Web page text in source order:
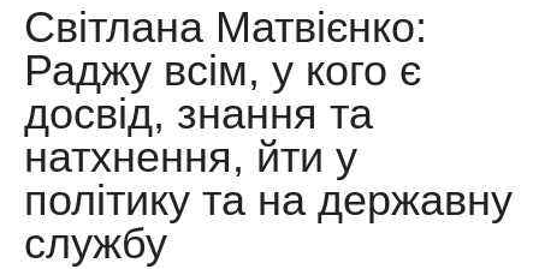
Світлана Матвієнко:
Раджу всім, у кого є
досвід, знання та
натхнення, йти у
політику та на державну
службу